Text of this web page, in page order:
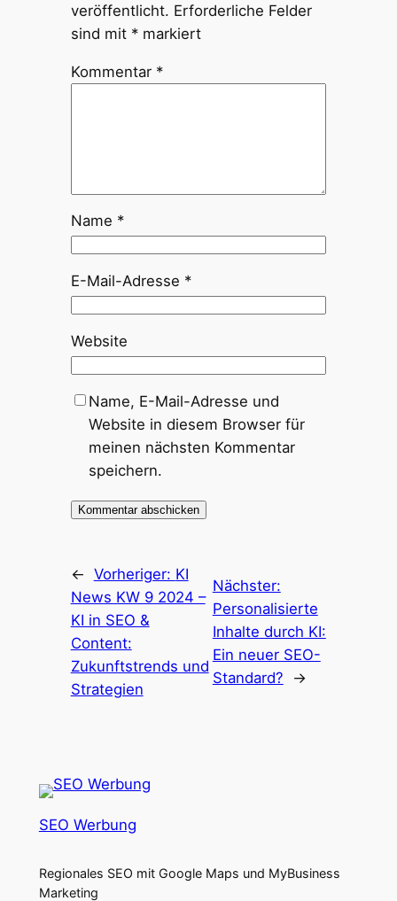
veröffentlicht. Erforderliche Felder
sind mit *markiert
Kommentar *
Name *
E-Mail-Adresse *
Website
Name, E-Mail-Adresse und
Website in diesem Browser für
meinen nächsten Kommentar
speichern.
← Vorheriger: KI
News KW 9 2024 –
KI in SEO &
Content:
Zukunftstrends und
Strategien
Nächster:
Personalisierte
Inhalte durch KI:
Ein neuer SEO-
Standard?
→
SEO Werbung
Regionales SEO mit Google Maps und MyBusiness
Marketing